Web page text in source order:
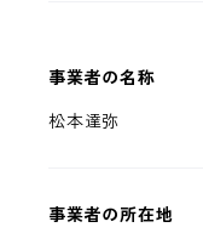
事業者の名称
松本達弥
事業者の所在地